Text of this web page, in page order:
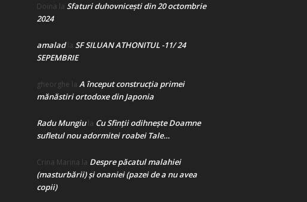
Doina la Sfaturi duhovnicești din 20 octombrie
2024
amaladla SF SILUAN ATHONITUL -11/ 24
SEPEMBRIE
gheorghe la A început construcţia primei
mănăstiri ortodoxe din Japonia
Radu Mungiula Cu Sfinții odihnește Doamne
sufletul nou adormitei roabei Tale…
Crina Marina la Despre păcatul malahiei
(masturbării) şi onaniei (pazei de a nu avea
copii)